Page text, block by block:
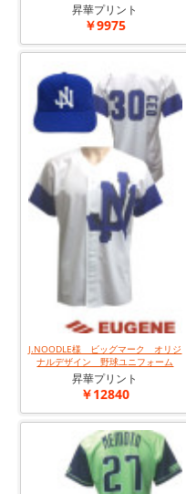
昇華プリント
￥9975
J.NOODLE様 ビッグマーク オリジ
ナルデザイン 野球ユニフォーム
昇華プリント
￥12840